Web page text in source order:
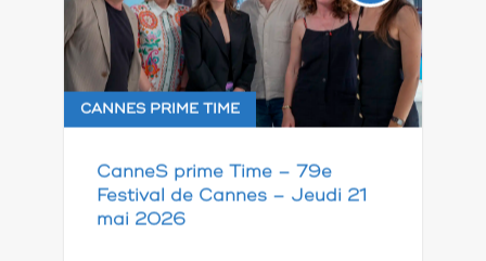
CANNES PRIME TIME
CanneS prime Time – 79e
Festival de Cannes – Jeudi 21
mai 2026